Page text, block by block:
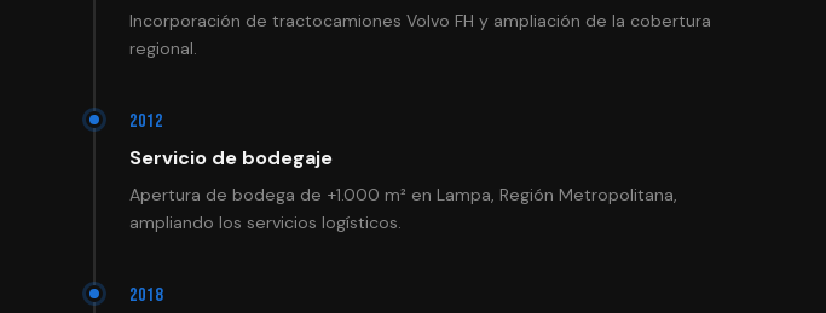
Incorporación de tractocamiones Volvo FH y ampliación de la cobertura
regional.
2012
Servicio de bodegaje
Apertura de bodega de +1.000 m² en Lampa, Región Metropolitana,
ampliando los servicios logísticos.
2018